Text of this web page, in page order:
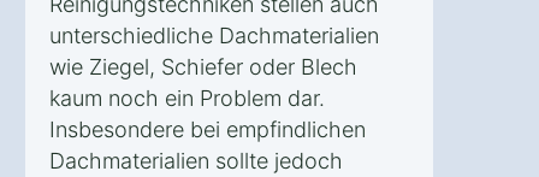
unterschiedliche Dachmaterialien
wie Ziegel, Schiefer oder Blech
kaum noch ein Problem dar.
Insbesondere bei empfindlichen
Dachmaterialien sollte jedoch